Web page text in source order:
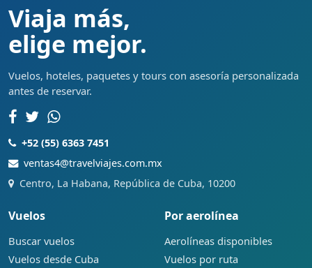
Viaja más,
elige mejor.
Vuelos, hoteles, paquetes y tours con asesoría personalizada
antes de reservar.
+52 (55) 6363 7451
ventas4@travelviajes.com.mx
Centro, La Habana, República de Cuba, 10200
Vuelos
Buscar vuelos
Vuelos desde Cuba
Por aerolínea
Aerolíneas disponibles
Vuelos por ruta